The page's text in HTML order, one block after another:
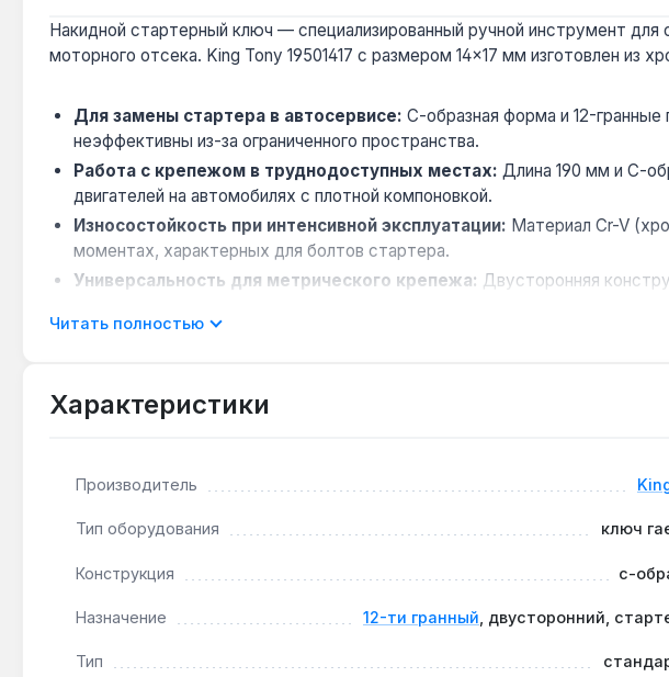
Накидной стартерный ключ — специализированный ручной инструмент для
моторного отсека. King Tony 19501417 с размером 14×17 мм изготовлен из
Для замены стартера в автосервисе: С-образная форма и 12-
неэффективны из-за ограниченного пространства.
Работа с крепежом в труднодоступных местах: Длина 190 мм и С-
двигателей на автомобилях с плотной компоновкой.
Износостойкость при интенсивной эксплуатации: Материал Cr-V
моментах, характерных для болтов стартера.
Универсальность для метрического крепежа: Двусторонняя
Комфорт при длительной работе:
Ключ применяется при ремонте стартеров, генераторов и других узлов в
Гарантия от производителя, доставка по Украине.
Подходит ли для болтов стартера на автомобилях с V-образными
Да — С-образная форма и длина 190 мм позволяют добраться до крепежа
С-образная конструкция и 12-гранный профиль головок обеспечивают
Читать полностью
Характеристики
Производитель
Тип оборудования ключ
Конструкция с-
Назначение 12-ти гранный , двусторонний,
Тип